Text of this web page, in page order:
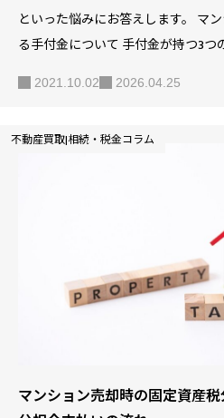
といった悩みにお答えします。 マ
る手付金について 手付金が持つ3つ
ないでしょうか。 マンション売却
付金の役割や相場を理解しないと、
ルに発展する可能性もあるのです。
の意味や受け取るまでの流れから損
で、分かりやすく解説します。 【5
ン売却の流れ…
2021.10.02 2026.04.25
不動産買取|相続・税金コラム
マンション売却時の固定資産